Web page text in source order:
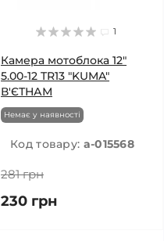
1
Камера мотоблока 12"
5.00-12 TR13 "KUMA"
В'ЄТНАМ
Немає у наявності
Код товару: a-015568
281 грн
230 грн